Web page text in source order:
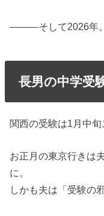
―――そして2026年。
長男の中学受
関西の受験は1月中旬
お正月の東京行きは
に。
しかも夫は「受験の